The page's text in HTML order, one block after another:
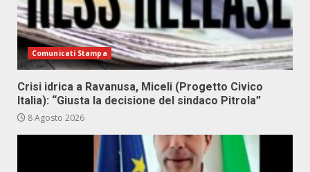
Comunicati Stampa
Crisi idrica a Ravanusa, Miceli (Progetto Civico
Italia): “Giusta la decisione del sindaco Pitrola”
8 Agosto 2026